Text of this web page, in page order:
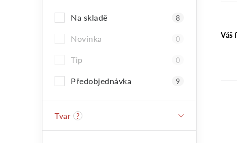
n
n
Na skladě 8
Novinka 0
Tip 0
Předobjednávka 9
Tvar ?
Váš